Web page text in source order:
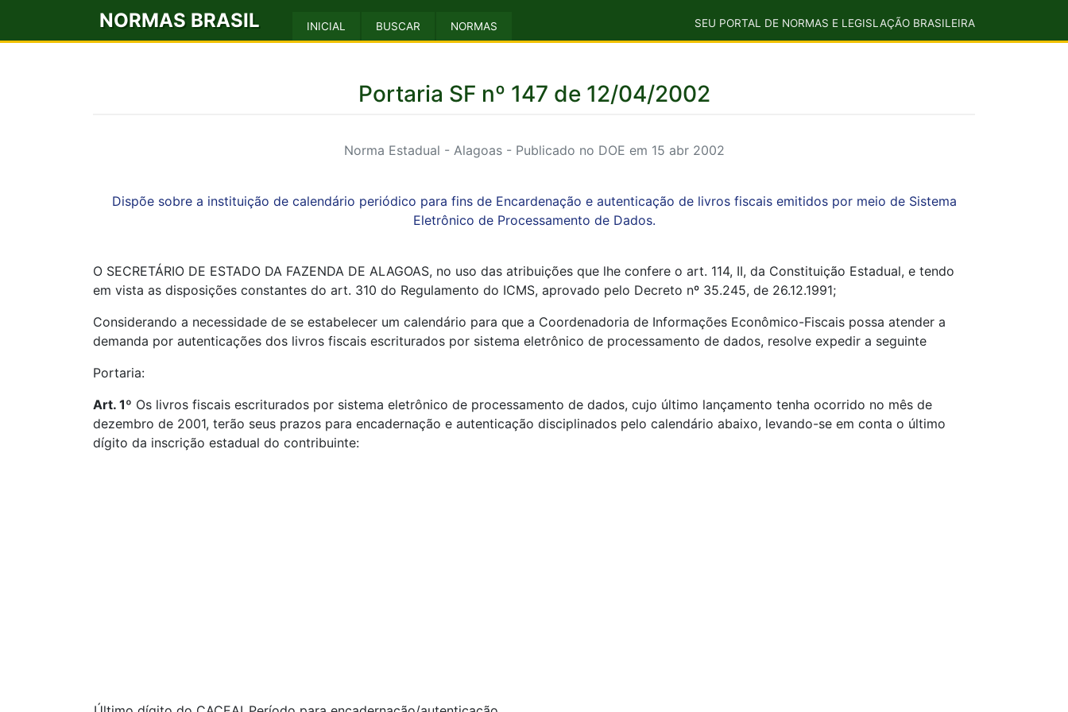
NORMAS BRASIL INICIAL BUSCAR NORMAS SEU PORTAL DE NORMAS E LEGISLAÇÃO BRASILEIRA
Portaria SF nº 147 de 12/04/2002
Norma Estadual - Alagoas - Publicado no DOE em 15 abr 2002
Dispõe sobre a instituição de calendário periódico para fins de Encardenação e autenticação de livros fiscais emitidos por meio de Sistema
Eletrônico de Processamento de Dados.
O SECRETÁRIO DE ESTADO DA FAZENDA DE ALAGOAS, no uso das atribuições que lhe confere o art. 114, II, da Constituição Estadual, e tendo
em vista as disposições constantes do art. 310 do Regulamento do ICMS, aprovado pelo Decreto nº 35.245, de 26.12.1991;
Considerando a necessidade de se estabelecer um calendário para que a Coordenadoria de Informações Econômico-Fiscais possa atender a
demanda por autenticações dos livros fiscais escriturados por sistema eletrônico de processamento de dados, resolve expedir a seguinte
Portaria:
Art. 1º Os livros fiscais escriturados por sistema eletrônico de processamento de dados, cujo último lançamento tenha ocorrido no mês de
dezembro de 2001, terão seus prazos para encadernação e autenticação disciplinados pelo calendário abaixo, levando-se em conta o último
dígito da inscrição estadual do contribuinte: